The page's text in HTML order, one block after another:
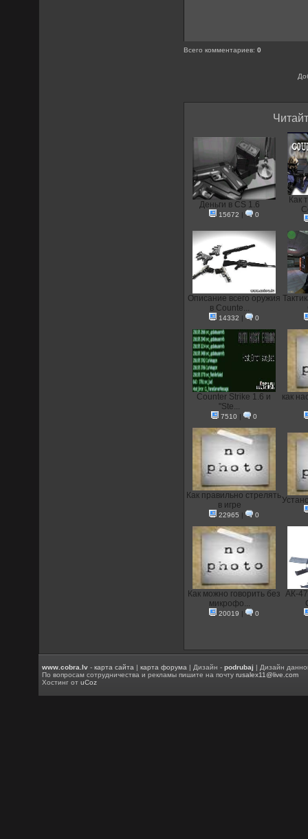
Всего комментариев:0
Деньги в CS 1.6
15672 | 0
Как
Описание всего оружия
в Counte...
14332 | 0
Counter Strike 1.6 и
"Ste...
7510 | 0
как
Как правильно стрелять
в игре
22965 | 0
Как можно говорить без
микрофо...
20019 | 0
АК-
www.cobra.lv -карта сайта |карта форума | Дизайн -podrubaj | Дизайн
По вопросам сотрудничества и рекламы пишите на почтуrusalex11@live.com
Хостинг отuCoz